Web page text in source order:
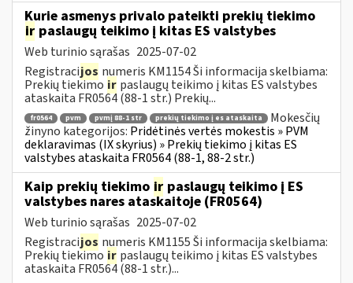
Kurie asmenys privalo pateikti prekių tiekimo
ir paslaugų teikimo į kitas ES valstybes
Web turinio sąrašas 2025-07-02
Registracijos numeris KM1154 Ši informacija skelbiama:
Prekių tiekimo ir paslaugų teikimo į kitas ES valstybes
ataskaita FR0564 (88-1 str.) Prekių...
fr0564 pvm pvmį 88-1 str prekių tiekimo į es ataskaita
Mokesčių
žinyno kategorijos: Pridėtinės vertės mokestis » PVM
deklaravimas (IX skyrius) » Prekių tiekimo į kitas ES
valstybes ataskaita FR0564 (88-1, 88-2 str.)
Kaip prekių tiekimo ir paslaugų teikimo į ES
valstybes nares ataskaitoje (FR0564)
Web turinio sąrašas 2025-07-02
Registracijos numeris KM1155 Ši informacija skelbiama:
Prekių tiekimo ir paslaugų teikimo į kitas ES valstybes
ataskaita FR0564 (88-1 str.)...